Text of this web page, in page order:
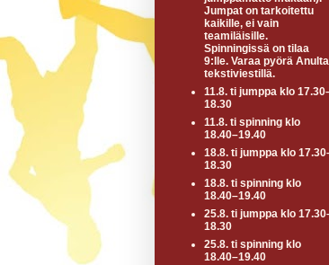
Jumpat on tarkoitettu
kaikille, ei vain
teamiläisille.
Spinningissä on tilaa
9:lle. Varaa pyörä Anulta
tekstiviestillä.
11.8. ti jumppa klo
18.30
11.8. ti spinning klo
18.40–19.40
18.8. ti jumppa klo
18.30
18.8. ti spinning klo
18.40–19.40
25.8. ti jumppa klo
18.30
25.8. ti spinning klo
18.40–19.40